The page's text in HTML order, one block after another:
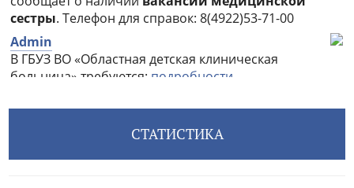
СТАТИСТИКА